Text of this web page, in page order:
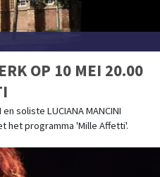
OP 10 MEI 20.00
en soliste LUCIANA MANCINI
het programma 'Mille Affetti'.